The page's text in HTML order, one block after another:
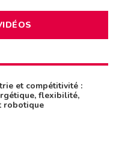
et compétitivité :
flexibilité,
robotique